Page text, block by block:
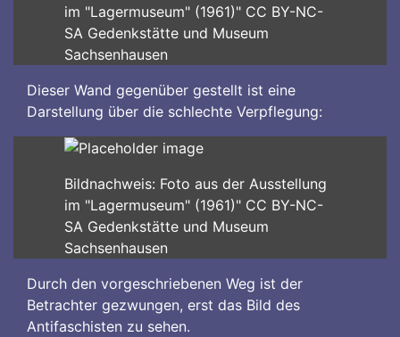
im "Lagermuseum" (1961)" CC BY-NC-
SA Gedenkstätte und Museum
Sachsenhausen
Dieser Wand gegenüber gestellt ist eine
Darstellung über die schlechte Verpflegung:
Bildnachweis: Foto aus der Ausstellung
im "Lagermuseum" (1961)" CC BY-NC-
SA Gedenkstätte und Museum
Sachsenhausen
Durch den vorgeschriebenen Weg ist der
Betrachter gezwungen, erst das Bild des
Antifaschisten zu sehen.